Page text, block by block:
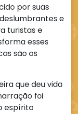
por suas
e
turistas e
esses
são os
que deu vida
foi
espírito